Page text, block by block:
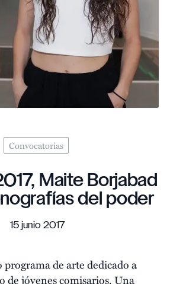
Convocatorias
Maite Borjabad
del poder
15 junio 2017
programa de arte dedicado a
de jóvenes comisarios. Una